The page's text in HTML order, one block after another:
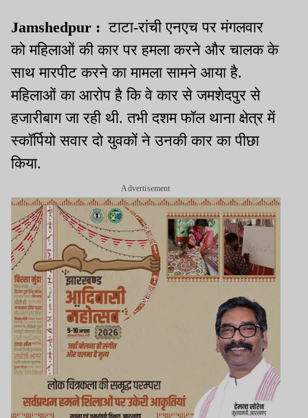
Jamshedpur : टाटा-रांची एनएच पर मंगलवार
को महिलाओं की कार पर हमला करने और चालक के
साथ मारपीट करने का मामला सामने आया है.
महिलाओं का आरोप है कि वे कार से जमशेदपुर से
हजारीबाग जा रही थी. तभी दशम फॉल थाना क्षेत्र में
स्कॉर्पियो सवार दो युवकों ने उनकी कार का पीछा
किया.
Advertisement